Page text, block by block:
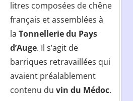
litres composées de chêne
français et assemblées à
laTonnellerie du Pays
d’Auge. Il s’agit de
barriques retravaillées qui
avaient préalablement
contenu duvin du Médoc.